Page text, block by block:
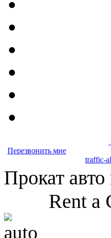
Перезвонить мне
+7
traffic-
Прокат
Rent a